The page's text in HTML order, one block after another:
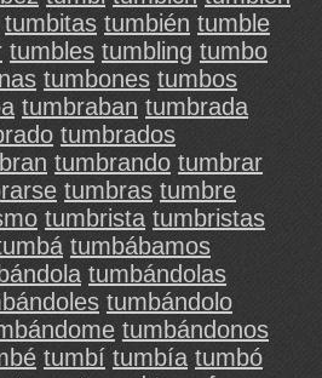
tumbitas tumbién tumble
tumbles tumbling tumbo
tumbones tumbos
tumbraban tumbrada
tumbrados
tumbrando tumbrar
tumbras tumbre
tumbrista tumbristas
tumbábamos
tumbándolas
tumbándolo
tumbándonos
tumbí tumbía tumbó